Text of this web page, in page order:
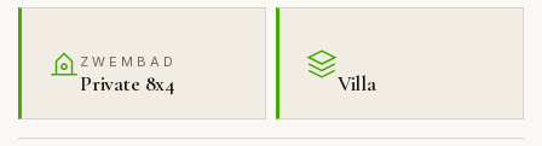
ZWEMBAD
Private 8x4 Villa